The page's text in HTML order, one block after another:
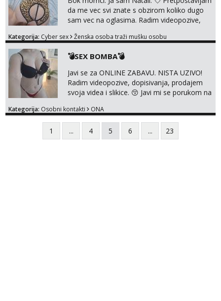
ludila. 🍑 Naravno ako ti moja ponuda nije
dovoljna uvije...
da me vec svi znate s obzirom koliko dugo
sam vec na oglasima. Radim videopozive,
Za lijepu suradnju javi mi se porukom na
0045
Kategorija: Cyber sex Ženska osoba traži mušku osobu
💣SEX BOMBA💣
Javi se za ONLINE ZABAVU. NISTA UZIVO!
Radim videopozive, dopisivanja, prodajem
svoja videa i slikice. 😚 Javi mi se porukom na
0045
Kategorija: Osobni kontakti ONA
1 ... 4 5 6 ... 23